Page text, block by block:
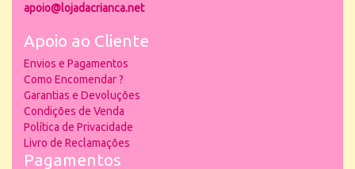
apoio@lojadacrianca.net
Apoio ao Cliente
Envios e Pagamentos
Como Encomendar ?
Garantias e Devoluções
Condições de Venda
Política de Privacidade
Livro de Reclamações
Pagamentos